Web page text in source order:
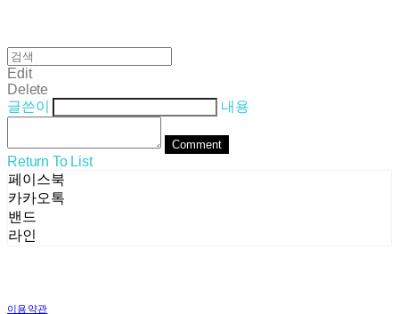
Edit
Delete
글쓴이
내용
Comment
Return To List
페이스북
카카오톡
밴드
라인
이용약관